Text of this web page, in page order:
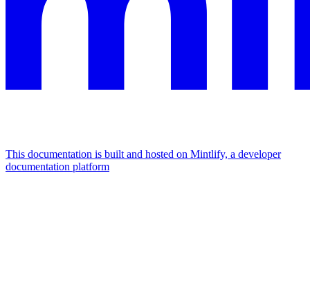
This documentation is built and hosted on Mintlify, a developer
documentation platform